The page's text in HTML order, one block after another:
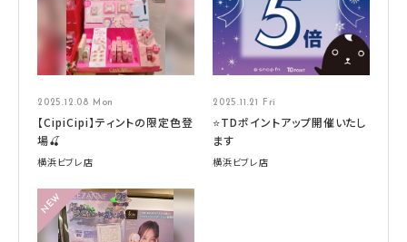
2025.12.08 Mon
【CipiCipi】ティントの限定色登
場🍒
横浜ビブレ店
2025.11.21 Fri
⭐TDポイントアップ開催いたし
ます
横浜ビブレ店